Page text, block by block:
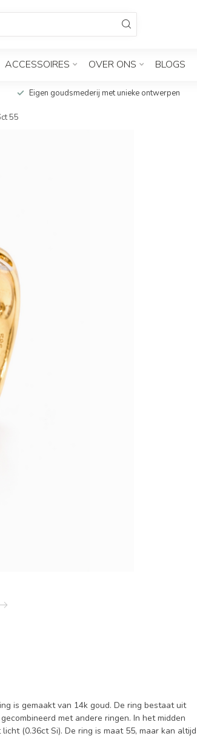
ACCESSOIRES OVER ONS BLOGS
Eigen goudsmederij met unieke ontwerpen
55
is gemaakt van 14k goud. De ring bestaat uit
met andere ringen. In het midden
(0.36ct Si). De ring is maat 55, maar kan altijd